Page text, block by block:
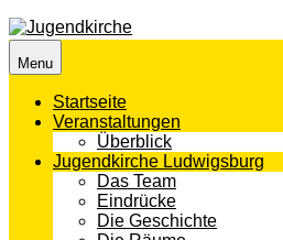
Skip
to
content
Menu
Startseite
Veranstaltungen
Überblick
Jugendkirche Ludwigsburg
Das Team
Eindrücke
Die Geschichte